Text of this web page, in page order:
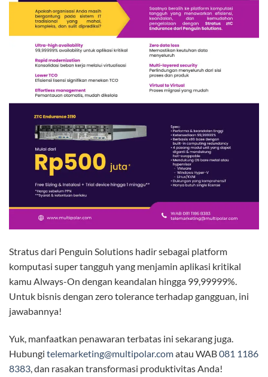
Stratus dari Penguin Solutions hadir sebagai platform
komputasi super tangguh yang menjamin aplikasi kritikal
kamu Always-On dengan keandalan hingga 99,99999%.
Untuk bisnis dengan zero tolerance terhadap gangguan, ini
jawabannya!
Yuk, manfaatkan penawaran terbatas ini sekarang juga.
Hubungi telemarketing@multipolar.comatau WAB081 1186
8383 , dan rasakan transformasi produktivitas Anda!